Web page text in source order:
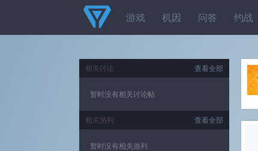
游戏 机因 问答 约战
查看全部
相关讨论
暂时没有相关讨论帖
查看全部
相关游列
暂时没有相关游列